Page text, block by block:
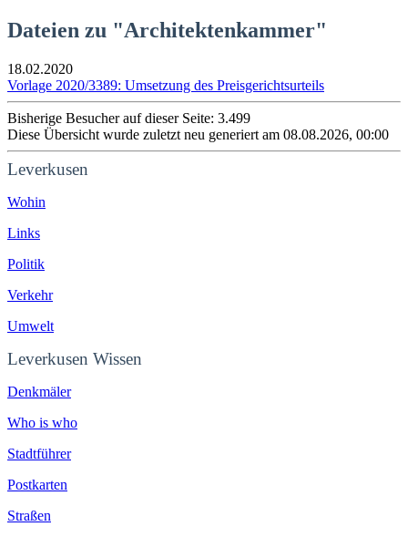
Dateien zu "Architektenkammer"
18.02.2020
Vorlage 2020/3389: Umsetzung des Preisgerichtsurteils
Bisherige Besucher auf dieser Seite: 3.499
Diese Übersicht wurde zuletzt neu generiert am 08.08.2026, 00:00
Leverkusen
Wohin
Links
Politik
Verkehr
Umwelt
Leverkusen Wissen
Denkmäler
Who is who
Stadtführer
Postkarten
Straßen